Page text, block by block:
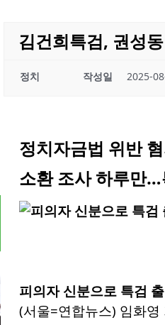
김건희특검, 권성
정치 작성일 2025-
정치자금법 위반
소환 조사 하루만
피의자 신분으로 특검
(서울=연합뉴스) 임화